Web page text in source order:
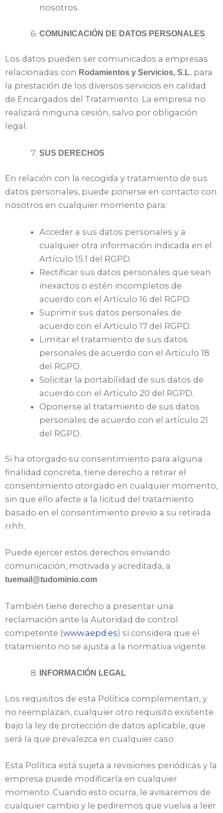
nosotros.
COMUNICACIÓN DE DATOS PERSONALES
Los datos pueden ser comunicados a empresas
relacionadas con Rodamientos y Servicios, S.L. para
la prestación de los diversos servicios en calidad
de Encargados del Tratamiento. La empresa no
realizará ninguna cesión, salvo por obligación
legal.
SUS DERECHOS
En relación con la recogida y tratamiento de sus
datos personales, puede ponerse en contacto con
nosotros en cualquier momento para:
Acceder a sus datos personales y a
cualquier otra información indicada en el
Artículo 15.1 del RGPD.
Rectificar sus datos personales que sean
inexactos o estén incompletos de
acuerdo con el Artículo 16 del RGPD.
Suprimir sus datos personales de
acuerdo con el Artículo 17 del RGPD.
Limitar el tratamiento de sus datos
personales de acuerdo con el Artículo 18
del RGPD.
Solicitar la portabilidad de sus datos de
acuerdo con el Artículo 20 del RGPD.
Oponerse al tratamiento de sus datos
personales de acuerdo con el artículo 21
del RGPD.
Si ha otorgado su consentimiento para alguna
finalidad concreta, tiene derecho a retirar el
consentimiento otorgado en cualquier momento,
sin que ello afecte a la licitud del tratamiento
basado en el consentimiento previo a su retirada
rrhh.
Puede ejercer estos derechos enviando
comunicación, motivada y acreditada, a
tuemail@tudominio.com
También tiene derecho a presentar una
reclamación ante la Autoridad de control
competente (www.aepd.es) si considera que el
tratamiento no se ajusta a la normativa vigente.
INFORMACIÓN LEGAL
Los requisitos de esta Política complementan, y
no reemplazan, cualquier otro requisito existente
bajo la ley de protección de datos aplicable, que
será la que prevalezca en cualquier caso.
Esta Política está sujeta a revisiones periódicas y la
empresa puede modificarla en cualquier
momento. Cuando esto ocurra, le avisaremos de
cualquier cambio y le pediremos que vuelva a leer